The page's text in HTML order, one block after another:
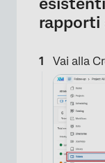
rapporti
Vai alla